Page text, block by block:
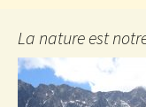
La nature est